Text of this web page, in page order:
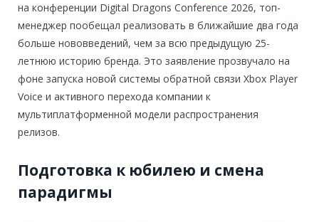
на конференции Digital Dragons Conference 2026, топ-
менеджер пообещал реализовать в ближайшие два года
больше нововведений, чем за всю предыдущую 25-
летнюю историю бренда. Это заявление прозвучало на
фоне запуска новой системы обратной связи Xbox Player
Voice и активного перехода компании к
мультиплатформенной модели распространения
релизов.
Подготовка к юбилею и смена
парадигмы